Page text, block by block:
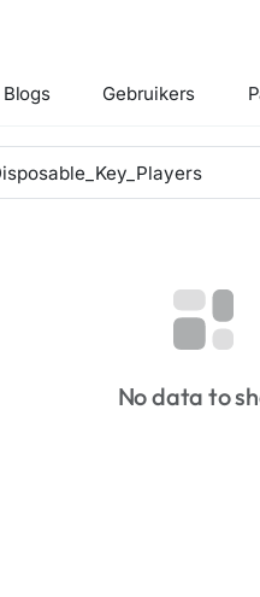
Blogs Gebruikers
No data to